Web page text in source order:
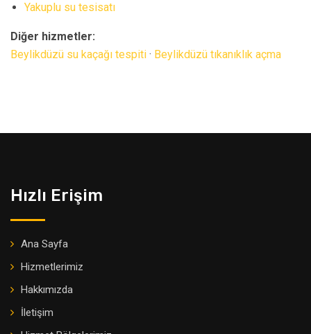
Yakuplu su tesisatı
Diğer hizmetler:
Beylikdüzü su kaçağı tespiti · Beylikdüzü tıkanıklık açma
Hızlı Erişim
Ana Sayfa
Hizmetlerimiz
Hakkımızda
İletişim